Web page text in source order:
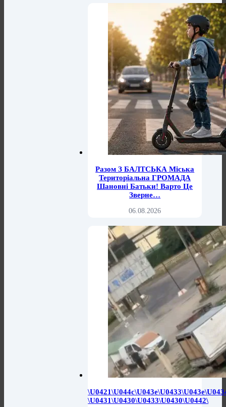
Разом З БАЛТСЬКА Міська
Територіальна ГРОМАДА
Шановні Батьки! Варто Це
Зверне…
06.08.2026
\u0431\u0430\u0433\u0430\u0442\